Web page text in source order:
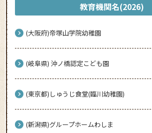
教育機関名(2026)
(大阪府)帝塚山学院幼稚園
(岐阜県) 沖ノ橋認定こども園
(東京都)しゅうじ食堂(臨川幼稚園)
(新潟県)グループホームわしま